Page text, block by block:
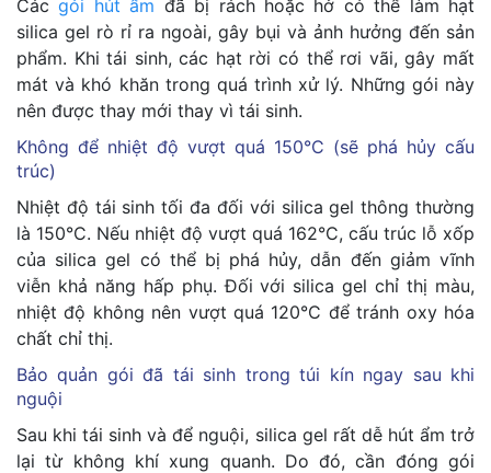
Cácgói hút ẩm đã bị rách hoặc hở có thể làm hạt
silica gel rò rỉ ra ngoài, gây bụi và ảnh hưởng đến sản
phẩm. Khi tái sinh, các hạt rời có thể rơi vãi, gây mất
mát và khó khăn trong quá trình xử lý. Những gói này
nên được thay mới thay vì tái sinh.
Không để nhiệt độ vượt quá 150°C (sẽ phá hủy cấu
trúc)
Nhiệt độ tái sinh tối đa đối với silica gel thông thường
là 150°C. Nếu nhiệt độ vượt quá 162°C, cấu trúc lỗ xốp
của silica gel có thể bị phá hủy, dẫn đến giảm vĩnh
viễn khả năng hấp phụ. Đối với silica gel chỉ thị màu,
nhiệt độ không nên vượt quá 120°C để tránh oxy hóa
chất chỉ thị.
Bảo quản gói đã tái sinh trong túi kín ngay sau khi
nguội
Sau khi tái sinh và để nguội, silica gel rất dễ hút ẩm trở
lại từ không khí xung quanh. Do đó, cần đóng gói